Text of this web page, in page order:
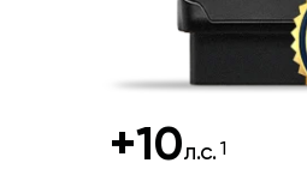
+10л.с.